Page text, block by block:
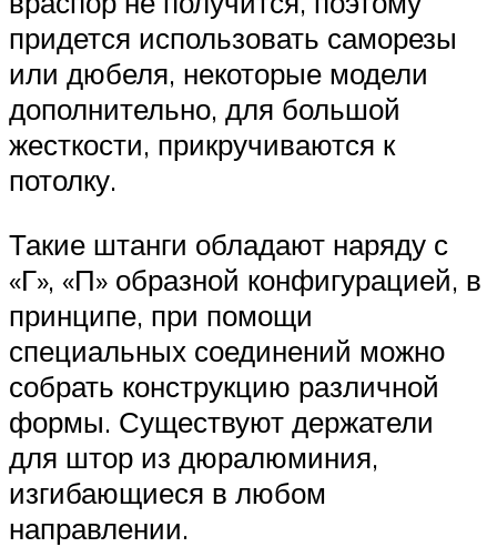
придется использовать саморезы
или дюбеля, некоторые модели
дополнительно, для большой
жесткости, прикручиваются к
потолку.
Такие штанги обладают наряду с
«Г», «П» образной конфигурацией, в
принципе, при помощи
специальных соединений можно
собрать конструкцию различной
формы. Существуют держатели
для штор из дюралюминия,
изгибающиеся в любом
направлении.